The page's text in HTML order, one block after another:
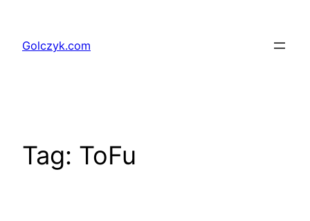
treściGolczyk.com
Tag: ToFu